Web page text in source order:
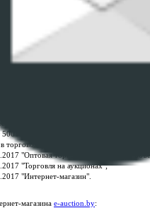
cookie-файлов
унитарное
- Все права
предприятие по оказанию услуг
г. Минск, пр-т. Дзержинского, 1Б, e-mail:
торговом реестре Республики Беларусь:
"Оптовая торговля без торговых
"Торговля на аукционах";
"Интернет-магазин".
магазина e-auction.by: